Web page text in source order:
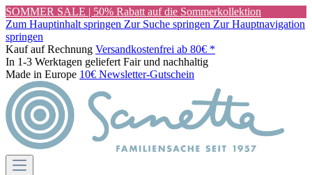
SOMMER SALE | 50% Rabatt auf die Sommerkollektion
Zum Hauptinhalt springen Zur Suche springen Zur Hauptnavigation
springen
Kauf auf Rechnung Versandkostenfrei ab 80€ *
In 1-3 Werktagen geliefert Fair und nachhaltig
Made in Europe 10€ Newsletter-Gutschein